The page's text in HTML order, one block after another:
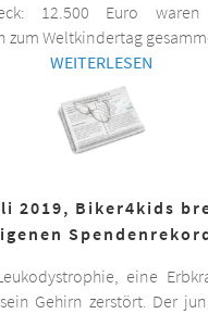
12.500 Euro
zum Weltkindertag
WEITERLESEN
2019, Biker4kids
eine
Gehirn zerstört. Der